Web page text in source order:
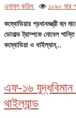
এনামুল করিম
১০৯০ বার
কম্বোডিয়ার প্রধানমন্ত্রী হুন
ডোনাল্ড ট্রাম্পকে নোবেল
কম্বোডিয়া ও থাইল্যান্...
এফ-১৬ যুদ্ধবিমান
থাইল্যান্ড